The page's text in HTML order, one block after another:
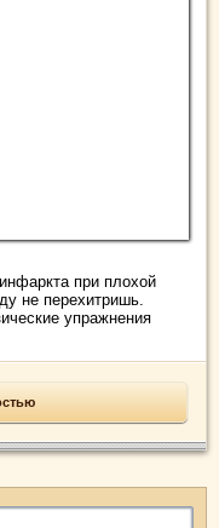
при плохой
не перехитришь.
упражнения